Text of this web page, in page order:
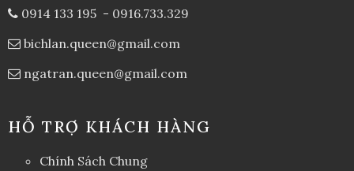
0914 133 195 - 0916.733.329
bichlan.queen@gmail.com
ngatran.queen@gmail.com
HỖ TRỢ KHÁCH HÀNG
Chính Sách Chung